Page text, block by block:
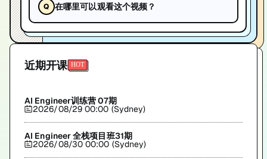
在哪里可以观看这个视频？
近期开课
AI Engineer训练营 07期
2026/08/29 00:00 (Sydney)
AI Engineer 全栈项目班31期
2026/08/30 00:00 (Sydney)